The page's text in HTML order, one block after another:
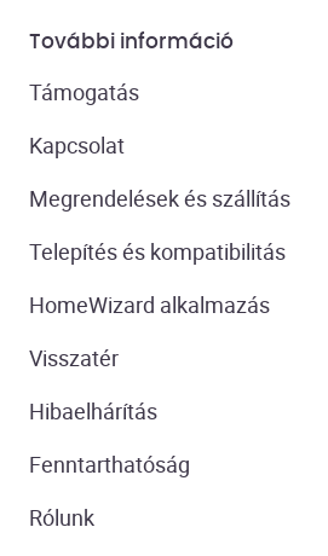
További információ
Támogatás
Kapcsolat
Megrendelések és szállítás
Telepítés és kompatibilitás
HomeWizard alkalmazás
Visszatér
Hibaelhárítás
Fenntarthatóság
Rólunk